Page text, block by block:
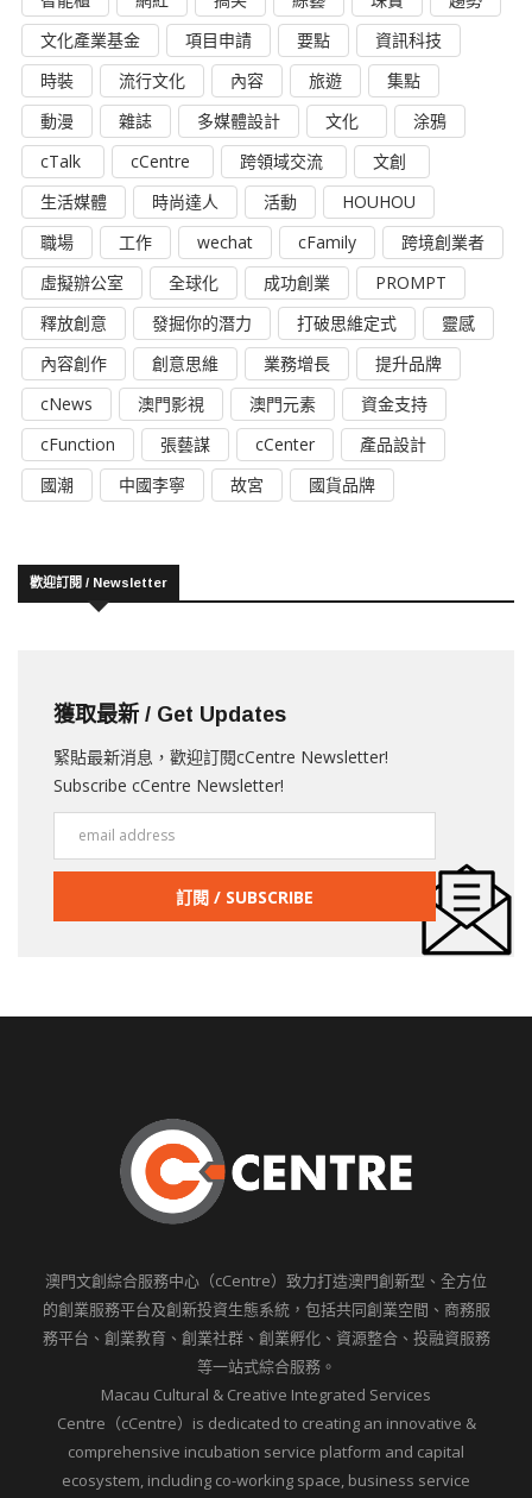
文化產業基金
項目申請 要點
資訊科技
時裝
流行文化 內容 旅遊
集點
動漫
雜誌 多媒體設計 文化
涂鴉
cTalk
cCentre 跨領域交流
文創
生活媒體
時尚達人 活動
HOUHOU
職場
工作 wechat cFamily
跨境創業者
虛擬辦公室
全球化 成功創業
PROMPT
釋放創意
發掘你的潛力 打破思維定式
靈感
內容創作
創意思維 業務增長
提升品牌
cNews
澳門影視 澳門元素
資金支持
cFunction
張藝謀 cCenter
產品設計
國潮
中國李寧 故宮 國貨品牌
歡迎訂閱 / Newsletter
獲取最新 / Get Updates
緊貼最新消息，歡迎訂閱cCentre Newsletter!
Subscribe cCentre Newsletter!
澳門文創綜合服務中心（cCentre）致力打造澳門創新型、全方位
的創業服務平台及創新投資生態系統，包括共同創業空間、商務服
務平台、創業教育、創業社群、創業孵化、資源整合、投融資服務
等一站式綜合服務。
Macau Cultural & Creative Integrated Services
Centre（cCentre）is dedicated to creating an innovative &
comprehensive incubation service platform and capital
ecosystem, including co-working space, business service